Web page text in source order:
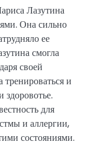
Лазутина
Она сильно
ее
смогла
своей
и
здоровотье.
для
и аллергии,
состояниями.